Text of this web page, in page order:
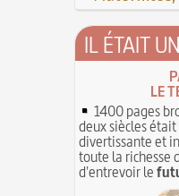
IL ÉTAIT
LE
1400 pages
deux siècles
divertissante et
toute la richesse
d'entrevoir le